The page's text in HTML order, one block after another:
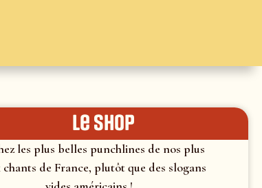
le shop
les plus belles punchlines de nos plus
chants de France, plutôt que des slogans